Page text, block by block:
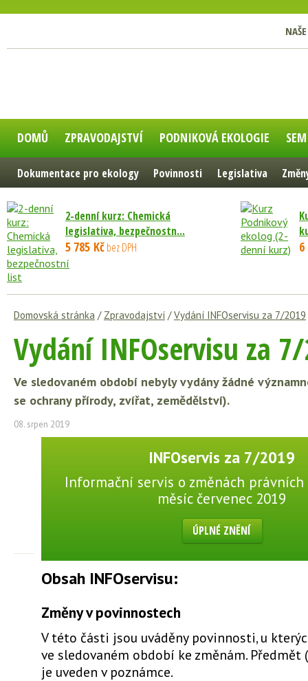
DOMŮ ZPRAVODAJSTVÍ PODNIKOVÁ EKOLOGIE
Dokumentace pro ekology Povinnosti Legislativa
2-denní kurz: Chemická
legislativa, bezpečnostn...
5 785 Kčbez DPH 6
Domovská stránka / Zpravodajství /Vydání INFOservisu za 7/2019
Vydání INFOservisu za
Ve sledovaném období nebyly vydány žádné
se ochrany přírody, zvířat, zemědělství).
08. srpen 2019
INFOservis za 7/2019
Informační servis o změnách právních
měsíc červenec 2019
ÚPLNÉ ZNĚNÍ
Obsah INFOservisu:
Změny v povinnostech
V této části jsou uváděny povinnosti, u
ve sledovaném období ke změnám. Předmět
je uveden v poznámce.